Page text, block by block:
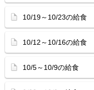
10/19～10/23の給食
10/12～10/16の給食
10/5～10/9の給食